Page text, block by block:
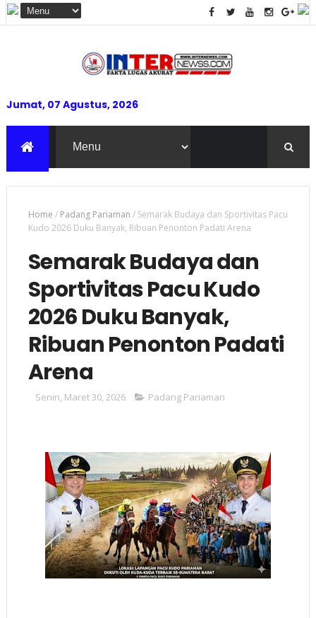
Jumat, 07 Agustus, 2026
Home / Padang Pariaman / Semarak Budaya dan Sportivitas Pacu
Kudo 2026 Duku Banyak, Ribuan Penonton Padati Arena
Semarak Budaya dan
Sportivitas Pacu Kudo
2026 Duku Banyak,
Ribuan Penonton Padati
Arena
Senin, Maret 30, 2026 Padang Pariaman